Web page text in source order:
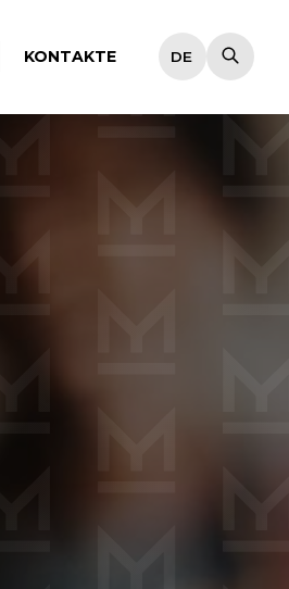
KONTAKTE